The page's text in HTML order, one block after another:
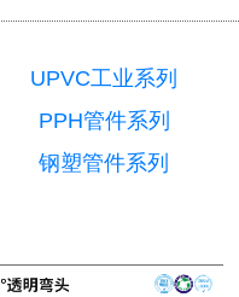
UPVC工业系列
PPH管件系列
钢塑管件系列